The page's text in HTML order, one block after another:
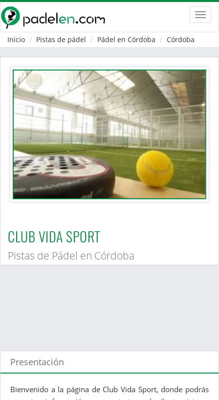
Inicio
Pistas de pádel Pádel en Córdoba Córdoba
CLUB VIDA SPORT
Pistas de Pádel en Córdoba
Presentación
Bienvenido a la página de Club Vida Sport, donde podrás